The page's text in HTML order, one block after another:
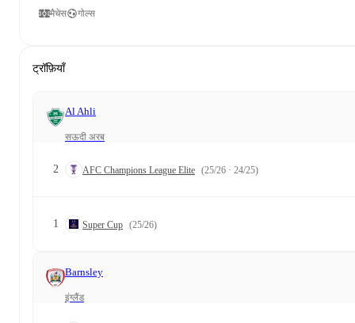
मैचेस गोल्स
ट्रॉफ़ियाँ
Al Ahli
सऊदी अरब
2 AFC Champions League Elite (25/26 · 24/25)
1 Super Cup (25/26)
Barnsley
इंग्लैंड